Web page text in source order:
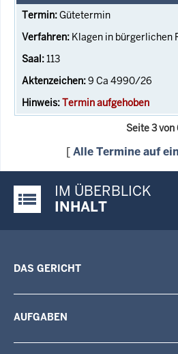
Gütetermin
Klagen in bürgerlichen
113
9 Ca 4990/26
Termin aufgehoben
Seite 3 von
[Alle Termine auf
Justiz-Portal im Überblick:
IM ÜBERBLICK
INHALT
DAS GERICHT
AUFGABEN